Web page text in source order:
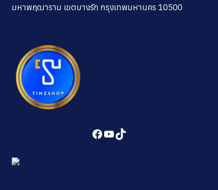
มหาพฤฒาราม เขตบางรัก กรุงเทพมหานคร 10500
Facebook
YouTube
TikTok